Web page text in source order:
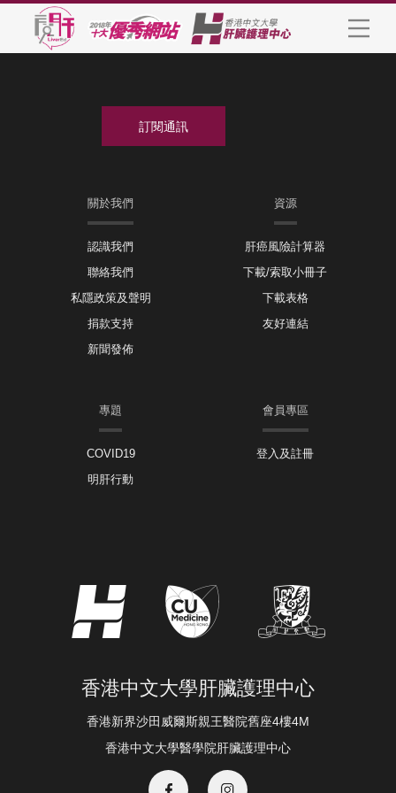
關於我們
認識我們
聯絡我們
私隱政策及聲明
捐款支持
新聞發佈
資源
肝癌風險計算器
下載/索取小冊子
下載表格
友好連結
專題
COVID19
明肝行動
會員專區
登入及註冊
香港中文大學肝臟護理中心
香港新界沙田威爾斯親王醫院舊座4樓4M
香港中文大學醫學院肝臟護理中心